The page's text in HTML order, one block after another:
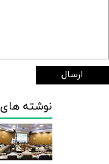
ارسال
نوشته های